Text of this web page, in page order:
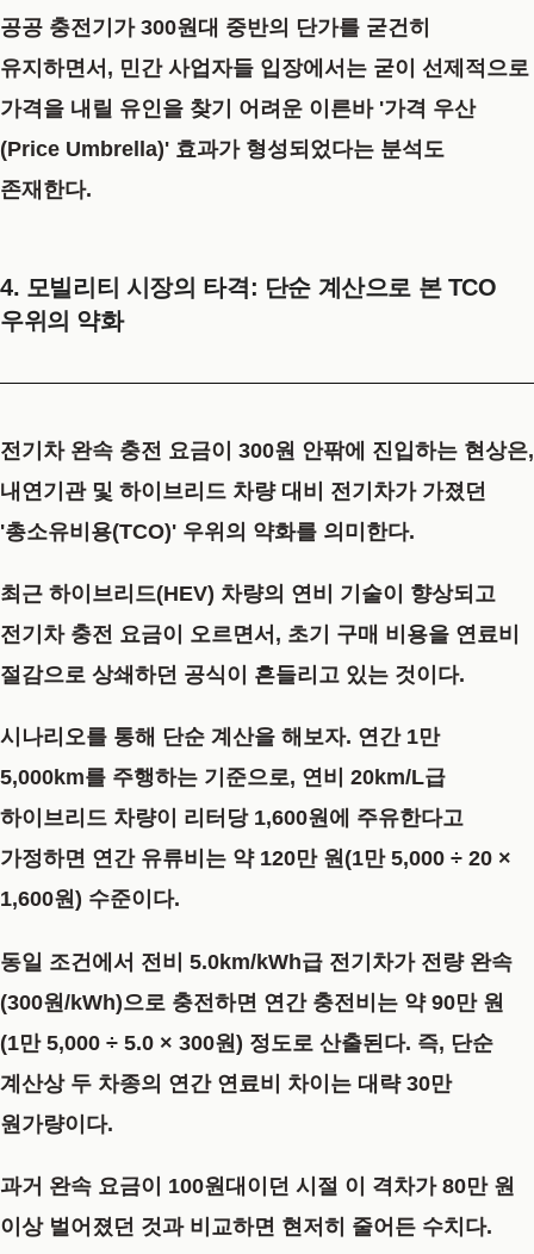
공공 충전기가 300원대 중반의 단가를 굳건히
유지하면서, 민간 사업자들 입장에서는 굳이 선제적으로
가격을 내릴 유인을 찾기 어려운 이른바 '가격 우산
(Price Umbrella)' 효과가 형성되었다는 분석도
존재한다.
4. 모빌리티 시장의 타격: 단순 계산으로 본 TCO
우위의 약화
전기차 완속 충전 요금이 300원 안팎에 진입하는 현상은,
내연기관 및 하이브리드 차량 대비 전기차가 가졌던
'총소유비용(TCO)' 우위의 약화를 의미한다.
최근 하이브리드(HEV) 차량의 연비 기술이 향상되고
전기차 충전 요금이 오르면서, 초기 구매 비용을 연료비
절감으로 상쇄하던 공식이 흔들리고 있는 것이다.
시나리오를 통해 단순 계산을 해보자. 연간 1만
5,000km를 주행하는 기준으로, 연비 20km/L급
하이브리드 차량이 리터당 1,600원에 주유한다고
가정하면 연간 유류비는 약 120만 원(1만 5,000 ÷ 20 ×
1,600원) 수준이다.
동일 조건에서 전비 5.0km/kWh급 전기차가 전량 완속
(300원/kWh)으로 충전하면 연간 충전비는 약 90만 원
(1만 5,000 ÷ 5.0 × 300원) 정도로 산출된다. 즉, 단순
계산상 두 차종의 연간 연료비 차이는 대략 30만
원가량이다.
과거 완속 요금이 100원대이던 시절 이 격차가 80만 원
이상 벌어졌던 것과 비교하면 현저히 줄어든 수치다.